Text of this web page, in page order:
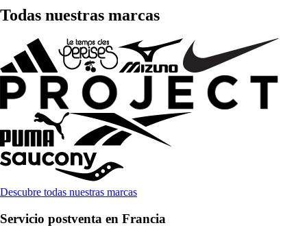
Todas nuestras marcas
Descubre todas nuestras marcas
Servicio postventa en Francia